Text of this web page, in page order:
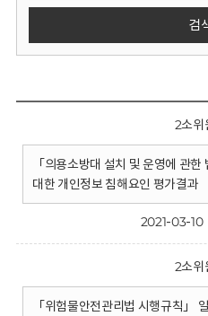
검
2소위
「의용소방대 설치 및 운영에 관
대한 개인정보 침해요인 평가결과
2021-03-10
2소위
「위험물안전관리법 시행규칙」